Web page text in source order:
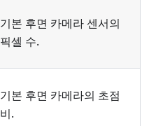
기본 후면 카메라 센서의
픽셀 수.
기본 후면 카메라의 초점
비.